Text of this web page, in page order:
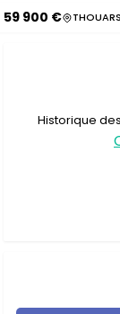
59 900 € THOUARS
Historique